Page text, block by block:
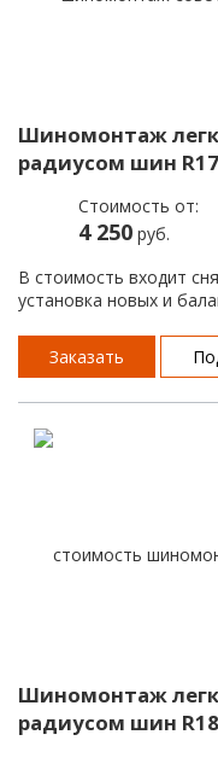
Шиномонтаж
радиусом шин R17
Стоимость от:
4 250 руб.
В стоимость входит
установка новых и
Заказать
Шиномонтаж
радиусом шин R18